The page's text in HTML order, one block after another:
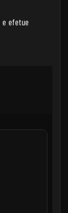
e efetue